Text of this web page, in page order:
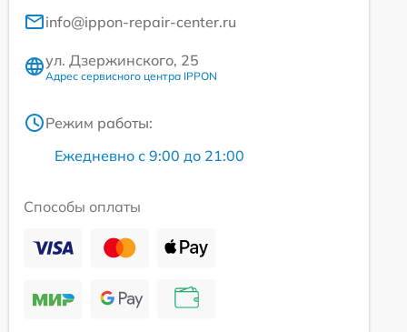
info@ippon-repair-center.ru
ул. Дзержинского, 25
Адрес сервисного центра IPPON
Режим работы:
Ежедневно с 9:00 до 21:00
Способы оплаты